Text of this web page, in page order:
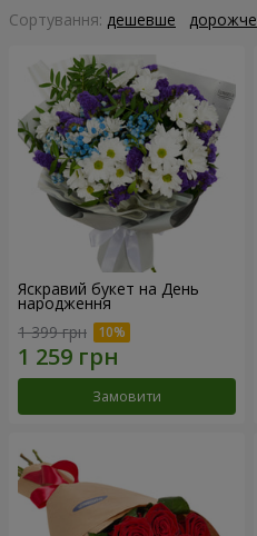
Сортування: дешевше дорожче
Яскравий букет на День
народження
1 399 грн
Замовити